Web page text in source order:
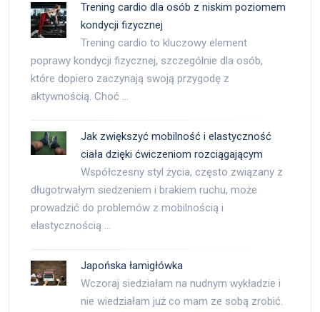
Trening cardio dla osób z niskim poziomem
kondycji fizycznej
Trening cardio to kluczowy element
poprawy kondycji fizycznej, szczególnie dla osób,
które dopiero zaczynają swoją przygodę z
aktywnością. Choć …
Jak zwiększyć mobilność i elastyczność
ciała dzięki ćwiczeniom rozciągającym
Współczesny styl życia, często związany z
długotrwałym siedzeniem i brakiem ruchu, może
prowadzić do problemów z mobilnością i
elastycznością …
Japońska łamigłówka
Wczoraj siedziałam na nudnym wykładzie i
nie wiedziałam już co mam ze sobą zrobić.